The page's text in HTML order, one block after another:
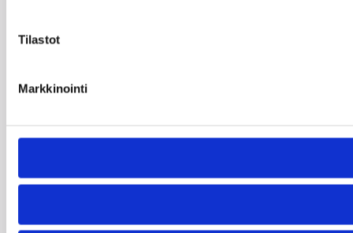
Tilastot
Markkinointi